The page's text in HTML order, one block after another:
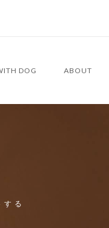
DOG ABOUT
する